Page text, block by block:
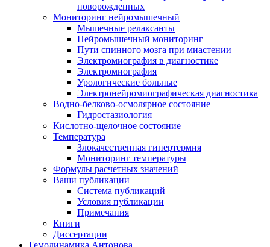
новорожденных
Мониторинг нейромышечный
Мышечные релаксанты
Нейромышечный мониторинг
Пути спинного мозга при миастении
Электромиография в диагностике
Электромиография
Урологические больные
Электронейромиографическая диагностика
Водно-белково-осмолярное состояние
Гидростазиология
Кислотно-щелочное состояние
Температура
Злокачественная гипертермия
Мониторинг температуры
Формулы расчетных значений
Ваши публикации
Система публикаций
Условия публикации
Примечания
Книги
Диссертации
Гемодинамика Антонова